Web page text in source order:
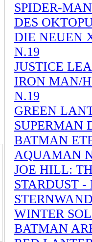
SPIDER-
DES
DIE NEUEN
N.19
JUSTICE
IRON MAN/
N.19
GREEN
SUPERMAN
BATMAN
AQUAMAN
JOE HILL:
STARDUST -
WINTER
BATMAN